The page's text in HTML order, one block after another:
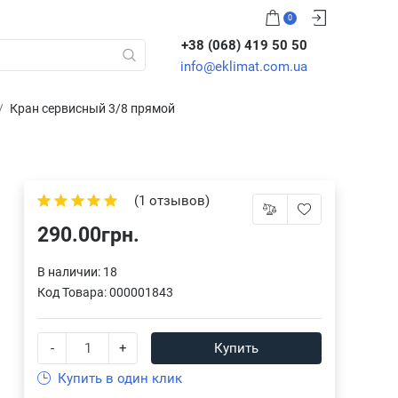
+38 (068) 419 50 50
info@eklimat.com.ua
0
Кран сервисный 3/8 прямой
(1 отзывов)
290.00грн.
В наличии: 18
Код Товара:000001843
- +
Купить
Купить в один клик